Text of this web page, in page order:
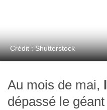
Crédit : Shutterstock
Au mois de mai,
dépassé le géant